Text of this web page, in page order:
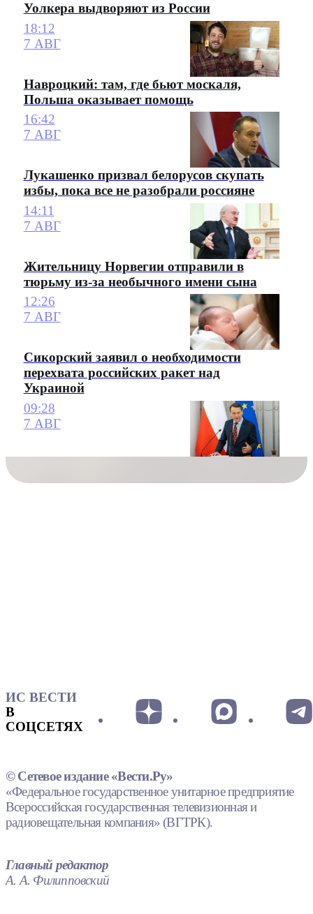
Уолкера выдворяют из России
18:12
7 АВГ
Навроцкий: там, где бьют москаля,
Польша оказывает помощь
16:42
7 АВГ
Лукашенко призвал белорусов скупать
избы, пока все не разобрали россияне
14:11
7 АВГ
Жительницу Норвегии отправили в
тюрьму из-за необычного имени сына
12:26
7 АВГ
Сикорский заявил о необходимости
перехвата российских ракет над
Украиной
09:28
7 АВГ
ИС ВЕСТИ
В
СОЦСЕТЯХ
© Сетевое издание «Вести.Ру»
«Федеральное государственное унитарное предприятие
Всероссийская государственная телевизионная и
радиовещательная компания» (ВГТРК).
Главный редактор
А. А. Филипповский